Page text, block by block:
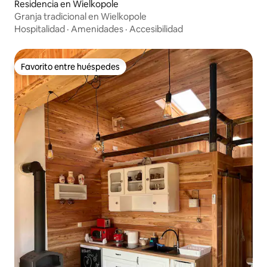
Residencia en Wielkopole
Granja tradicional en Wielkopole
Hospitalidad · Amenidades · Accesibilidad
Favorito entre huéspedes
Favorito entre huéspedes